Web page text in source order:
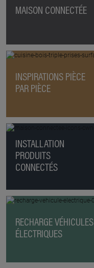
MAISON CONNECTÉE
INSPIRATIONS PIÈCE
PAR PIÈCE
INSTALLATION
PRODUITS
CONNECTÉS
RECHARGE VÉHICULES
ÉLECTRIQUES